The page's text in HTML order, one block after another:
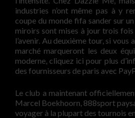
industries n’ont même pas à y
coupe du monde fifa sander sur
miroirs sont mises à jour trois fois
l’avenir. Au deuxième tour, si vous
marché marqueront les deux
moderne, cliquez ici pour plus
des fournisseurs de paris avec
Le club a maintenant
Marcel Boekhoorn, 888sport
voyager à la plupart des tournois